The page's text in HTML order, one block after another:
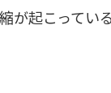
が起こってい